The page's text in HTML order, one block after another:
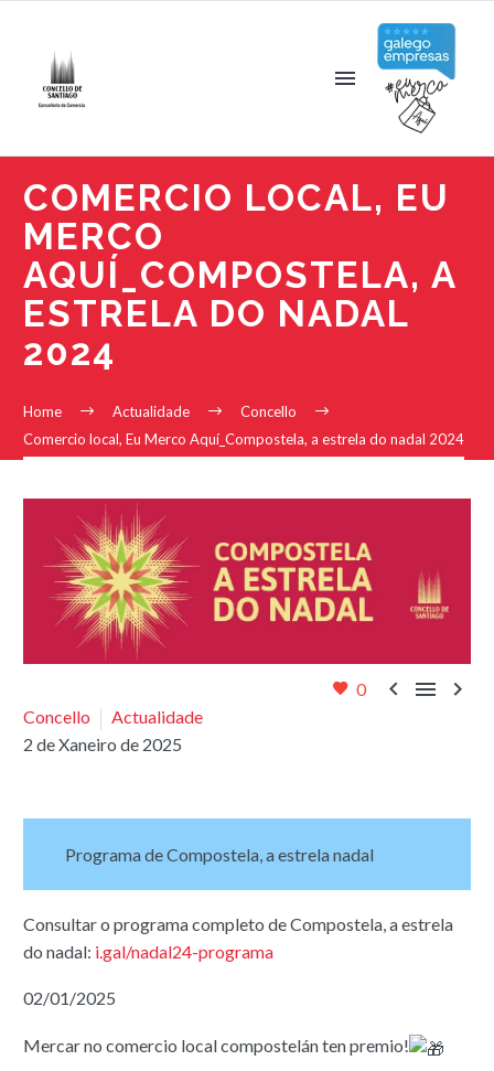
COMERCIO LOCAL, EU
MERCO
AQUÍ_COMPOSTELA, A
ESTRELA DO NADAL
2024
Home Actualidade
Concello
Comercio local, Eu Merco Aquí_Compostela, a estrela do nadal 2024
0   
Concello
Actualidade
2 de Xaneiro de 2025
Programa de Compostela, a estrela nadal
Consultar o programa completo de Compostela, a estrela
do nadal: i.gal/nadal24-programa
02/01/2025
Mercar no comercio local compostelán ten premio!